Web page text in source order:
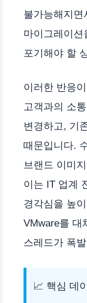
불가능해지면
마이그레이
포기해야 할
이러한 반응
고객과의 소
변경하고, 기
때문입니다.
브랜드 이미
이는 IT 업계
경각심을 높
VMware를 대
스레드가 폭
📈 핵심 데